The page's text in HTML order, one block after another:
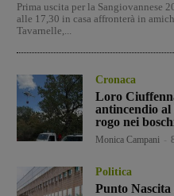
Prima uscita per la Sangiovannese
alle 17,30 in casa affronterà in
Tavarnelle,...
Cronaca
Loro
antincendio
rogo nei
Monica Campani
Politica
Punto